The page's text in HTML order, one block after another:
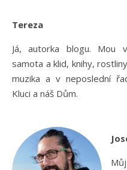
Tereza
Já, autorka blogu. Mou
samota a klid, knihy,
muzika a v neposlední
Kluci a náš Dům.